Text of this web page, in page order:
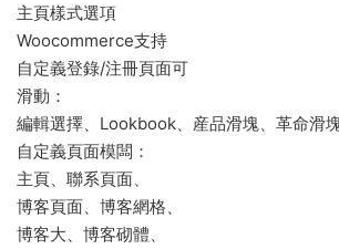
主頁樣式選項
Woocommerce支持
自定義登錄/注冊頁面可
滑動：
編輯選擇、Lookbook、産品滑塊、革命滑
自定義頁面模闆：
主頁、聯系頁面、
博客頁面、博客網格、
博客大、博客砌體、